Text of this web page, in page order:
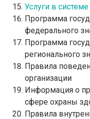
Услуги в
Программа
федерального
Программа
регионального
Правила
организации
Информация о
сфере охраны
Правила